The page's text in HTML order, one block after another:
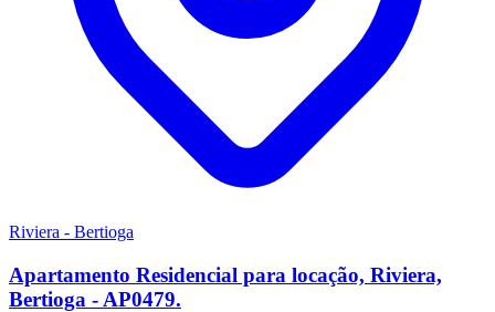
Riviera - Bertioga
Apartamento Residencial para locação, Riviera,
Bertioga - AP0479.